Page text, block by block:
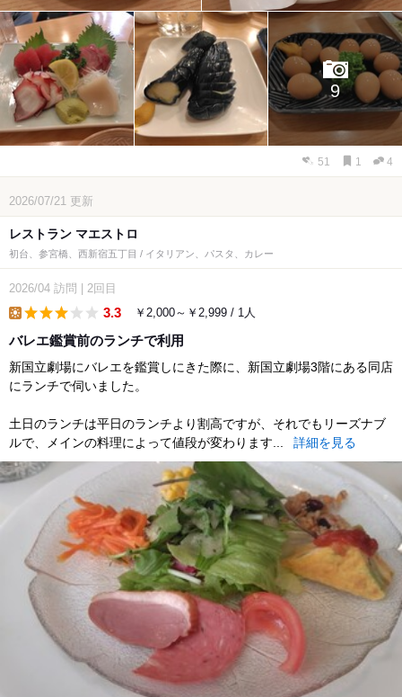
9
51 1 4
2026/07/21 更新
レストラン マエストロ
初台、参宮橋、西新宿五丁目 / イタリアン、パスタ、カレー
2026/04 訪問 2回目
3.3 ￥2,000～￥2,999 / 1人
バレエ鑑賞前のランチで利用
新国立劇場にバレエを鑑賞しにきた際に、新国立劇場3階にある同店
にランチで伺いました。
土日のランチは平日のランチより割高ですが、それでもリーズナブ
ルで、メインの料理によって値段が変わります...
詳細を見る